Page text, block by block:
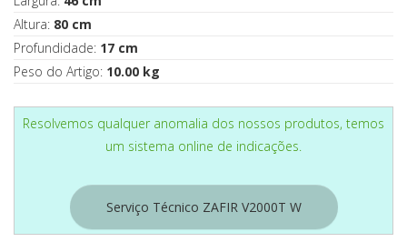
Altura: 80 cm
Profundidade: 17 cm
Peso do Artigo: 10.00 kg
Resolvemos qualquer anomalia dos nossos produtos, temos
um sistema online de indicações.
Serviço Técnico ZAFIR V2000T W